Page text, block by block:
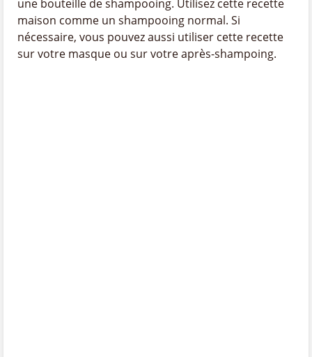
une bouteille de shampooing. Utilisez cette recette
maison comme un shampooing normal. Si
nécessaire, vous pouvez aussi utiliser cette recette
sur votre masque ou sur votre après-shampoing.